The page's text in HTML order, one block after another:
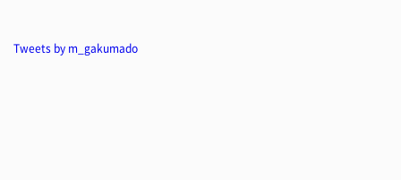
Tweets by m_gakumado